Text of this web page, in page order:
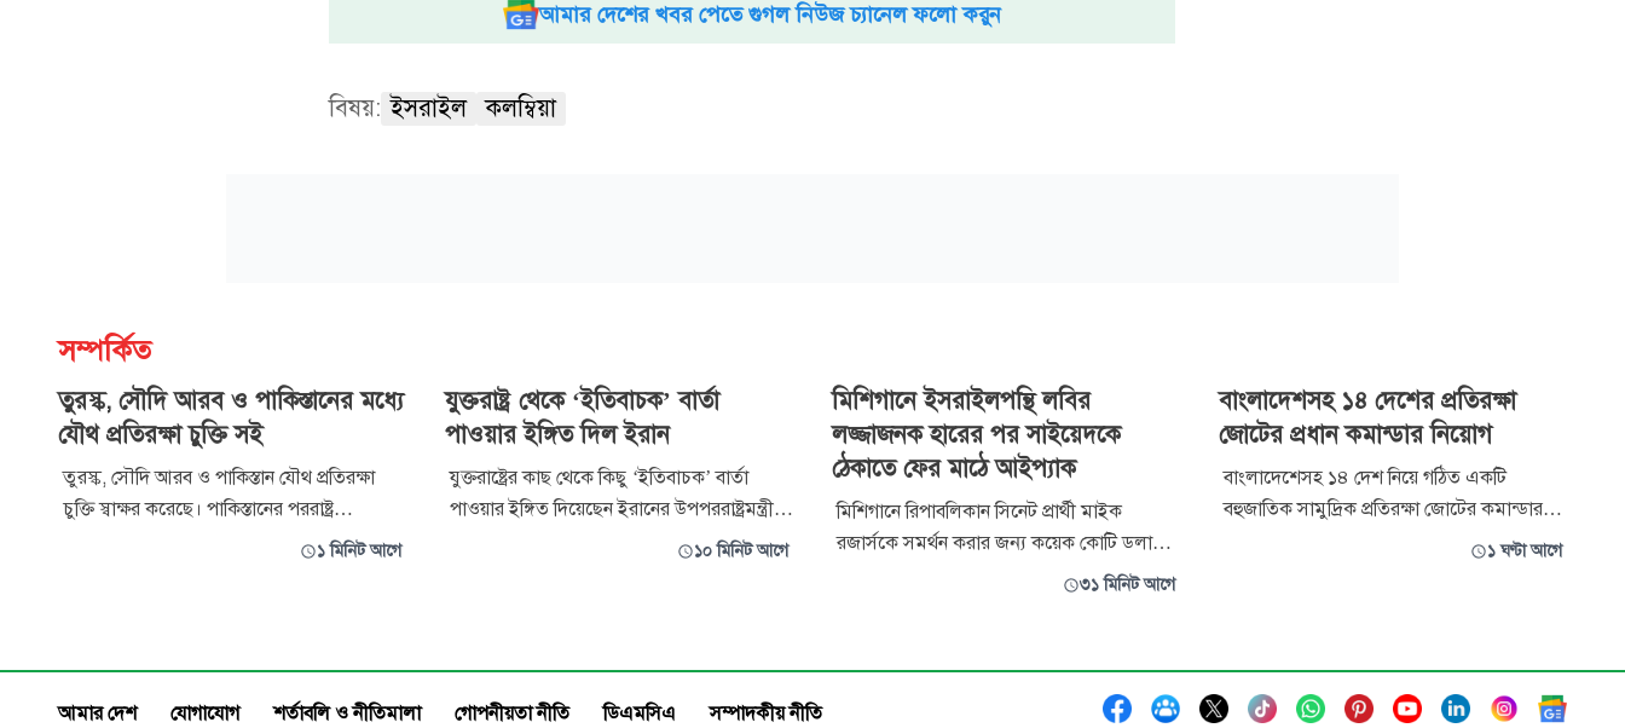
আমার দেশের খবর পেতে গুগল নিউজ চ্যানেল ফলো করুন
বিষয়: ইসরাইল কলম্বিয়া
সম্পর্কিত
তুরস্ক, সৌদি আরব ও পাকিস্তানের মধ্যে
যৌথ প্রতিরক্ষা চুক্তি সই
তুরস্ক, সৌদি আরব ও পাকিস্তান যৌথ প্রতিরক্ষা
চুক্তি স্বাক্ষর করেছে। পাকিস্তানের পররাষ্ট্র
মন্ত্রণালয়ের এক বিবৃতি অনুসারে, এই প্রতিরক্ষা
আগে তুরস্কের রাষ্ট
১ মিনিট আগে
যুক্তরাষ্ট্র থেকে ‘ইতিবাচক’ বার্তা
পাওয়ার ইঙ্গিত দিল ইরান
যুক্তরাষ্ট্রের কাছ থেকে কিছু ‘ইতিবাচক’ বার্তা
পাওয়ার ইঙ্গিত দিয়েছেন ইরানের উপপররাষ্ট্রমন্ত্রী
কারেম গরিবাবাদি। তবে বার্তাগুলোর ধরন বা
ইন্টারসেপ্টরের সংখ্যা ক
১০ মিনিট আগে
মিশিগানে ইসরাইলপন্থি লবির
লজ্জাজনক হারের পর সাইয়েদকে
ঠেকাতে ফের মাঠে আইপ্যাক
মিশিগানে রিপাবলিকান সিনেট প্রার্থী মাইক
রজার্সকে সমর্থন করার জন্য কয়েক কোটি ডলার
ব্যয় করার কথা বিবেচনা করছে আমেরিকান
আব্দুল এল-সাইয়েদকে পরাজিত করার জন্য
৩১ মিনিট আগে
বাংলাদেশসহ ১৪ দেশের প্রতিরক্ষা
জোটের প্রধান কমান্ডার নিয়োগ
বাংলাদেশেসহ ১৪ দেশ নিয়ে গঠিত একটি
বহুজাতিক সামুদ্রিক প্রতিরক্ষা জোটের কমান্ডার
নিয়োগ দিয়েছে সৌদি আরব। সৌদি প্রতিরক্ষা
আল-মানদেব প্রণালি, লোহিত সাগর ও
১ ঘণ্টা আগে
আমার দেশ যোগাযোগ শর্তাবলি ও নীতিমালা গোপনীয়তা নীতি ডিএমসিএ সম্পাদকীয় নীতি